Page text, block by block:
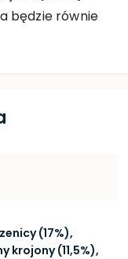
będzie równie
(17%),
krojony (11,5%),